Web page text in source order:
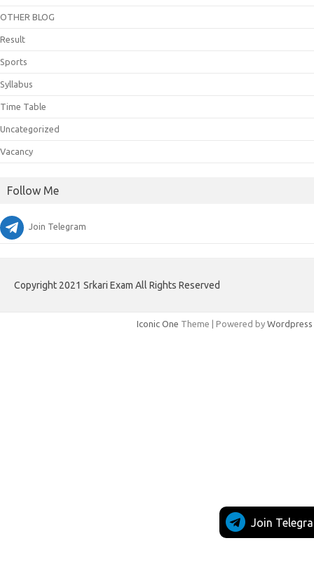
OTHER BLOG
Result
Sports
Syllabus
Time Table
Uncategorized
Vacancy
Follow Me
Join Telegram
Join
Copyright 2021 Srkari Exam All Rights Reserved
Iconic One Theme | Powered by Wordpress